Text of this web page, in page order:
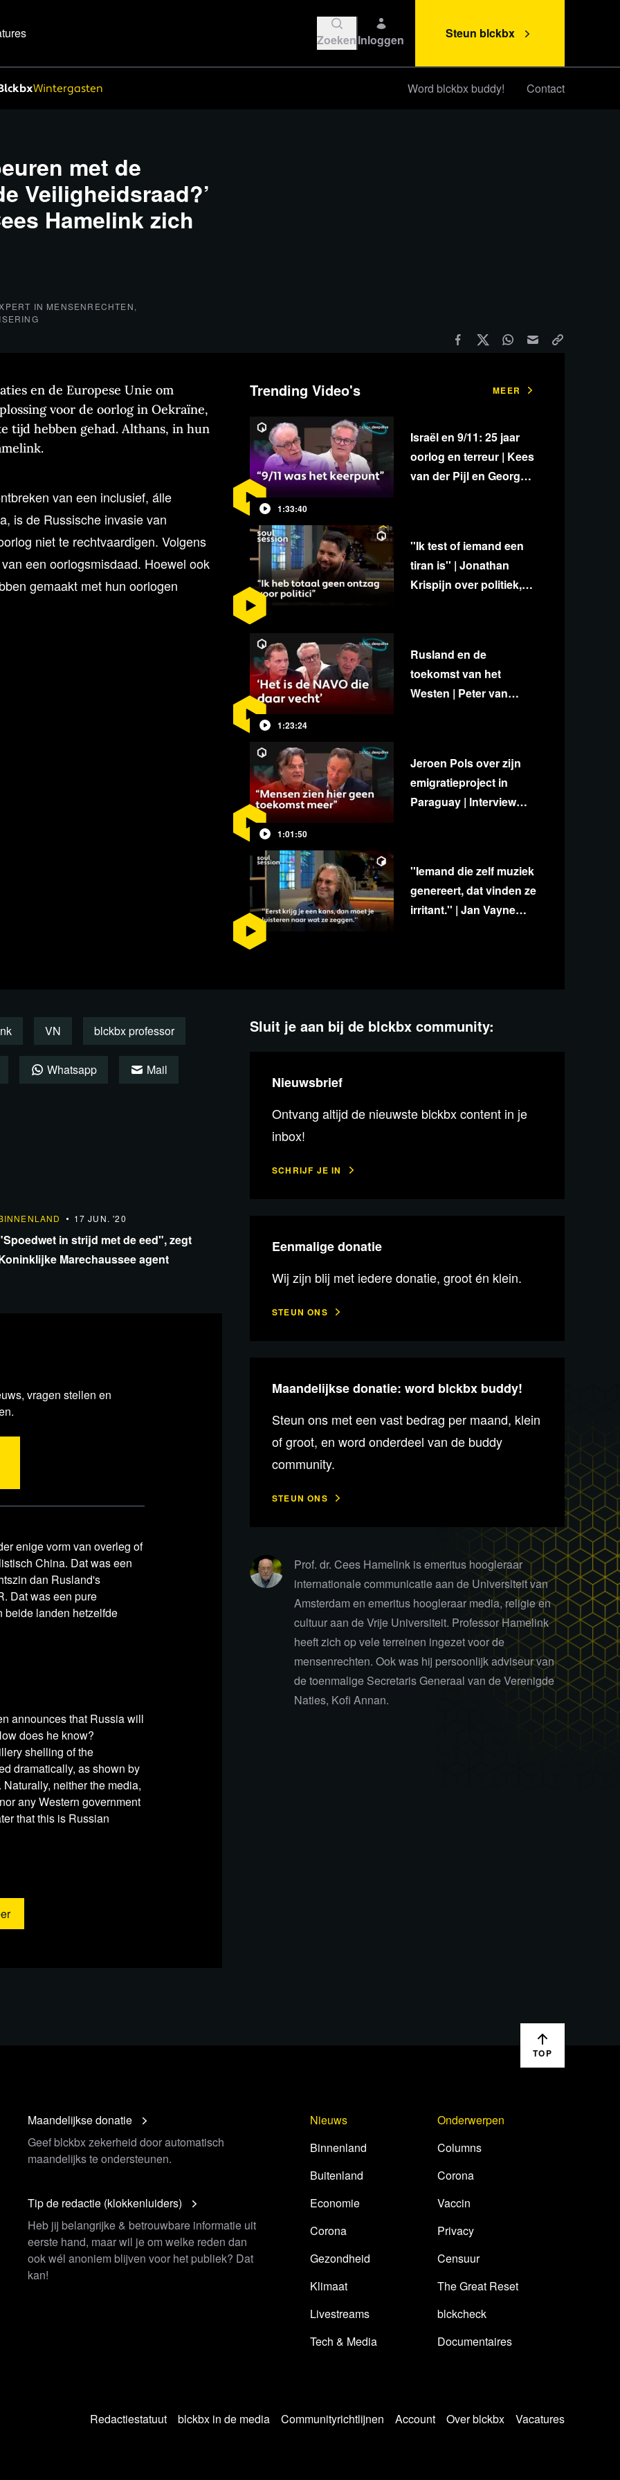
ZoekenInloggen Steun blckbx
Wintergasten Word blckbx buddy! Contact
met de
Veiligheidsraad?’
Hamelink zich
IN MENSENRECHTEN,
en de Europese Unie om
voor de oorlog in Oekraïne,
tijd hebben gehad. Althans, in hun
van een inclusief, álle
is de Russische invasie van
niet te rechtvaardigen. Volgens
een oorlogsmisdaad. Hoewel ook
gemaakt met hun oorlogen
van Nederlands grootste
wij onafhankelijke content
en met steeds méér mensen.
VN blckbx professor
Whatsapp Mail
17 JUN. '20
in strijd met de eed", zegt
Marechaussee agent
vragen stellen en
enige vorm van overleg of
China. Dat was een
dan Rusland's
Dat was een pure
beide landen hetzelfde
announces that Russia will
does he know?
shelling of the
dramatically, as shown by
neither the media,
any Western government
that this is Russian
Trending Video's MEER
1:33:40
Israël en 9/11: 25 jaar
oorlog en terreur | Kees
van der Pijl en George
''Ik test of iemand een
tiran is'' | Jonathan
Krispijn over politiek,
1:23:24
Rusland en de
toekomst van het
Westen | Peter van
1:01:50
Jeroen Pols over zijn
emigratieproject in
Paraguay | Interview
''Iemand die zelf muziek
genereert, dat vinden ze
irritant.'' | Jan Vayne
Sluit je aan bij de blckbx community:
Nieuwsbrief
Ontvang altijd de nieuwste blckbx content in je
inbox!
SCHRIJF JE IN
Eenmalige donatie
Wij zijn blij met iedere donatie, groot én klein.
STEUN ONS
Maandelijkse donatie: word blckbx buddy!
Steun ons met een vast bedrag per maand, klein
of groot, en word onderdeel van de buddy
community.
STEUN ONS
Prof. dr. Cees Hamelink is emeritus hoogleraar
internationale communicatie aan de Universiteit van
Amsterdam en emeritus hoogleraar media, religie en
cultuur aan de Vrije Universiteit. Professor Hamelink
heeft zich op vele terreinen ingezet voor de
mensenrechten. Ook was hij persoonlijk adviseur van
de toenmalige Secretaris Generaal van de Verenigde
Naties, Kofi Annan.
TOP
Maandelijkse donatie
Geef blckbx zekerheid door automatisch
maandelijks te ondersteunen.
Tip de redactie (klokkenluiders)
Heb jij belangrijke & betrouwbare informatie uit
eerste hand, maar wil je om welke reden dan
ook wél anoniem blijven voor het publiek? Dat
kan!
Nieuws
Binnenland
Buitenland
Economie
Corona
Gezondheid
Klimaat
Livestreams
Tech & Media
Onderwerpen
Columns
Corona
Vaccin
Privacy
Censuur
The Great Reset
blckcheck
Documentaires
Redactiestatuut blckbx in de media Communityrichtlijnen Account Over blckbx Vacatures